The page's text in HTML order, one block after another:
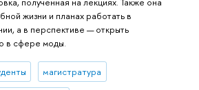
жизни и планах работать в
а в перспективе — открыть
в сфере моды.
магистратура